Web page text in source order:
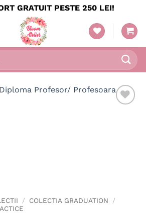
GRATUIT PESTE 250 LEI!
/ COLECTIA GRADUATION
/